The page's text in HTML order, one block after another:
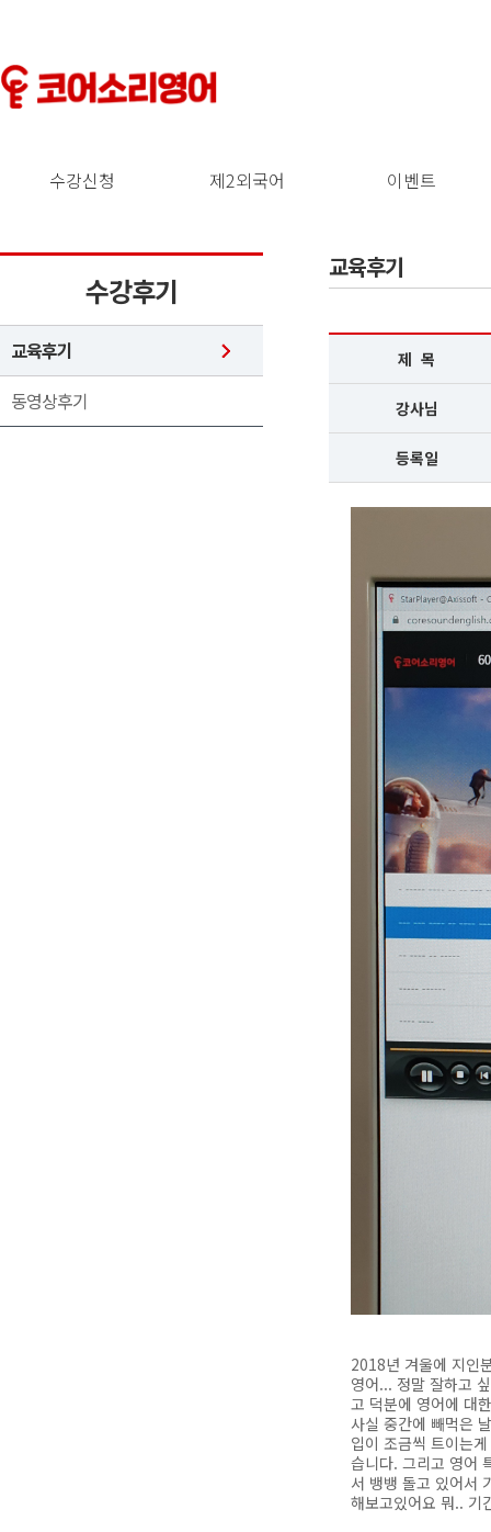
수강신청 제2외국어 이벤트
수강후기
교육후기
동영상후기
교육후기
제 목
강사님
등록일
2018년 겨울에 지인
영어... 정말 잘하고
고 덕분에 영어에 대
사실 중간에 빼먹은
입이 조금씩 트이는
습니다. 그리고 영어
서 뱅뱅 돌고 있어서
해보고있어요 뭐.. 기